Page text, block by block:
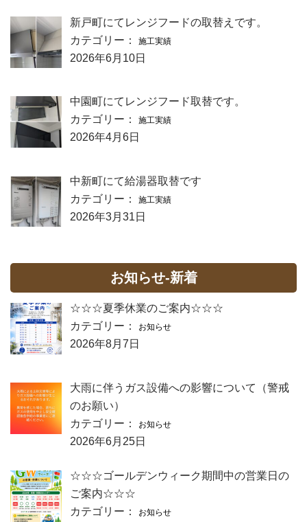
新戸町にてレンジフードの取替えです。
カテゴリー：
施工実績
2026年6月10日
中園町にてレンジフード取替です。
カテゴリー：
施工実績
2026年4月6日
中新町にて給湯器取替です
カテゴリー：
施工実績
2026年3月31日
お知らせ-新着
☆☆☆夏季休業のご案内☆☆☆
カテゴリー：
お知らせ
2026年8月7日
大雨に伴うガス設備への影響について（警戒
のお願い）
カテゴリー：
お知らせ
2026年6月25日
☆☆☆ゴールデンウィーク期間中の営業日の
ご案内☆☆☆
カテゴリー：
お知らせ